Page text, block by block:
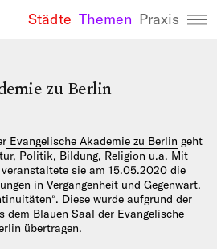
We Refugees
Städte Themen Praxis
zu Berlin
Evangelische Akademie zu Berlin geht
Politik, Bildung, Religion u.a. Mit
veranstaltete sie am 15.05.2020 die
in Vergangenheit und Gegenwart.
Diese wurde aufgrund der
dem Blauen Saal der Evangelische
übertragen.